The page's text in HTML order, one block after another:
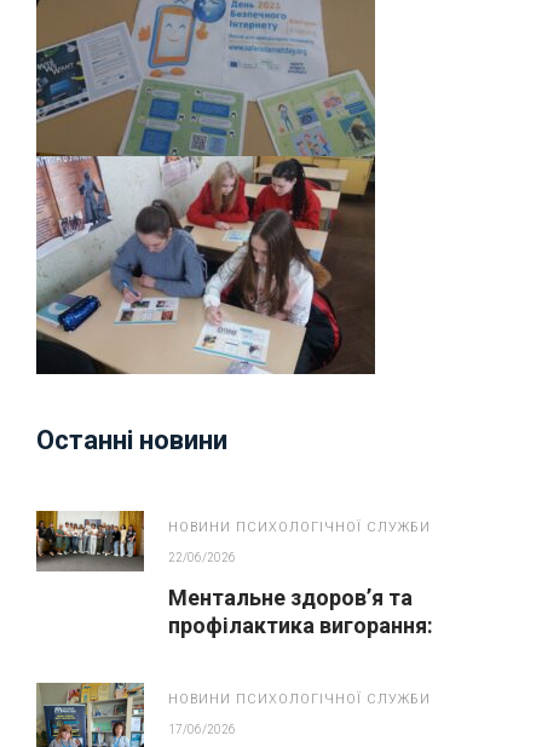
Останні новини
НОВИНИ ПСИХОЛОГІЧНОЇ СЛУЖБИ
22/06/2026
Ментальне здоров’я та
профілактика вигорання:
НОВИНИ ПСИХОЛОГІЧНОЇ СЛУЖБИ
17/06/2026